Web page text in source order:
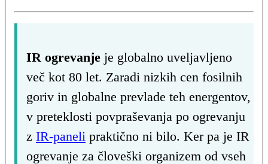
IR ogrevanje je globalno uveljavljeno
več kot 80 let. Zaradi nizkih cen fosilnih
goriv in globalne prevlade teh energentov,
v preteklosti povpraševanja po ogrevanju
z IR-paneli praktično ni bilo. Ker pa je IR
ogrevanje za človeški organizem od vseh